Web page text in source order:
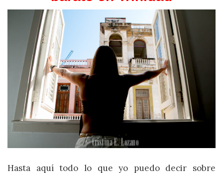
Hasta aquí todo lo que yo puedo decir sobre